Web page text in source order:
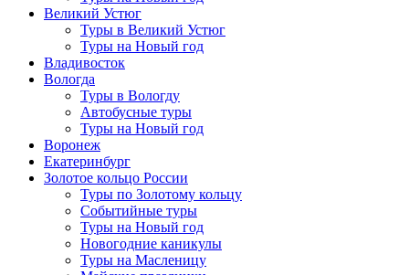
Великий Устюг
Туры в Великий Устюг
Туры на Новый год
Владивосток
Вологда
Туры в Вологду
Автобусные туры
Туры на Новый год
Воронеж
Екатеринбург
Золотое кольцо России
Туры по Золотому кольцу
Событийные туры
Туры на Новый год
Новогодние каникулы
Туры на Масленицу